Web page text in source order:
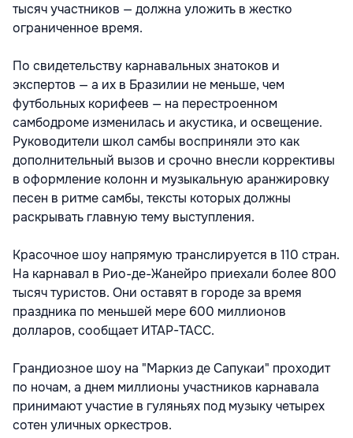
тысяч участников — должна уложить в жестко
ограниченное время.
По свидетельству карнавальных знатоков и
экспертов — а их в Бразилии не меньше, чем
футбольных корифеев — на перестроенном
самбодроме изменилась и акустика, и освещение.
Руководители школ самбы восприняли это как
дополнительный вызов и срочно внесли коррективы
в оформление колонн и музыкальную аранжировку
песен в ритме самбы, тексты которых должны
раскрывать главную тему выступления.
Красочное шоу напрямую транслируется в 110 стран.
На карнавал в Рио-де-Жанейро приехали более 800
тысяч туристов. Они оставят в городе за время
праздника по меньшей мере 600 миллионов
долларов, сообщает ИТАР-ТАСС.
Грандиозное шоу на "Маркиз де Сапукаи" проходит
по ночам, а днем миллионы участников карнавала
принимают участие в гуляньях под музыку четырех
сотен уличных оркестров.